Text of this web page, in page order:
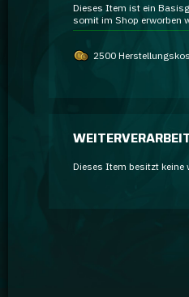
Dieses Item ist ein
somit im Shop erworben
2500
Dieses Item besitzt keine